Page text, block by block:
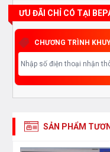
ƯU ĐÃI CHỈ CÓ TẠI
CHƯƠNG TRÌNH
SẢN PHẨM